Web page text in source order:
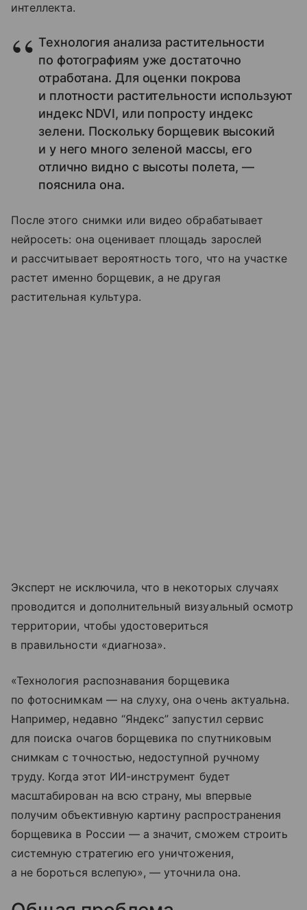
интеллекта.
Технология анализа растительности
по фотографиям уже достаточно
отработана. Для оценки покрова
и плотности растительности используют
индекс NDVI, или попросту индекс
зелени. Поскольку борщевик высокий
и у него много зеленой массы, его
отлично видно с высоты полета, —
пояснила она.
После этого снимки или видео обрабатывает
нейросеть: она оценивает площадь зарослей
и рассчитывает вероятность того, что на участке
растет именно борщевик, а не другая
растительная культура.
Эксперт не исключила, что в некоторых случаях
проводится и дополнительный визуальный осмотр
территории, чтобы удостовериться
в правильности «диагноза».
«Технология распознавания борщевика
по фотоснимкам — на слуху, она очень актуальна.
Например, недавно “Яндекс” запустил сервис
для поиска очагов борщевика по спутниковым
снимкам с точностью, недоступной ручному
труду. Когда этот ИИ-инструмент будет
масштабирован на всю страну, мы впервые
получим объективную картину распространения
борщевика в России — а значит, сможем строить
системную стратегию его уничтожения,
а не бороться вслепую», — уточнила она.